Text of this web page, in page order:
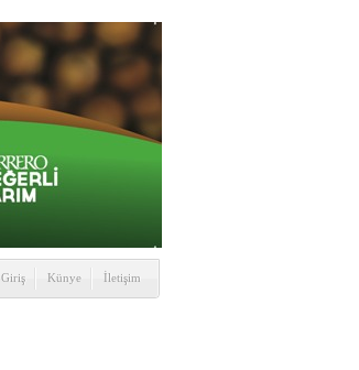
Giriş Künye İletişim